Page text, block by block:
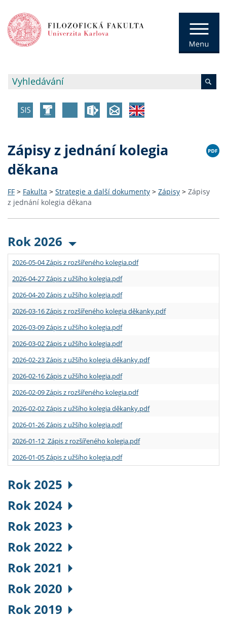
Zápisy z jednání kolegia
děkana
FF > Fakulta > Strategie a další dokumenty > Zápisy > Zápisy
z jednání kolegia děkana
Rok 2026
2026-05-04 Zápis z rozšířeného kolegia.pdf
2026-04-27 Zápis z užšího kolegia.pdf
2026-04-20 Zápis z užšího kolegia.pdf
2026-03-16 Zápis z rozšířeného kolegia děkanky.pdf
2026-03-09 Zápis z užšího kolegia.pdf
2026-03-02 Zápis z užšího kolegia.pdf
2026-02-23 Zápis z užšího kolegia děkanky.pdf
2026-02-16 Zápis z užšího kolegia.pdf
2026-02-09 Zápis z rozšířeného kolegia.pdf
2026-02-02 Zápis z užšího kolegia děkanky.pdf
2026-01-26 Zápis z užšího kolegia.pdf
2026-01-12 Zápis z rozšířeného kolegia.pdf
2026-01-05 Zápis z užšího kolegia.pdf
Rok 2025
Rok 2024
Rok 2023
Rok 2022
Rok 2021
Rok 2020
Rok 2019